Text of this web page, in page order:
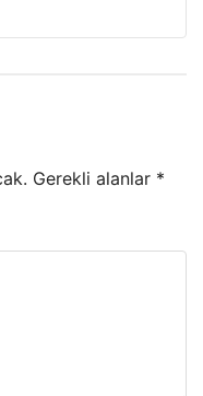
Gerekli alanlar *